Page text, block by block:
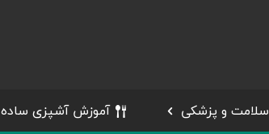
سلامت و پزشکی آموزش آشپزی ساده